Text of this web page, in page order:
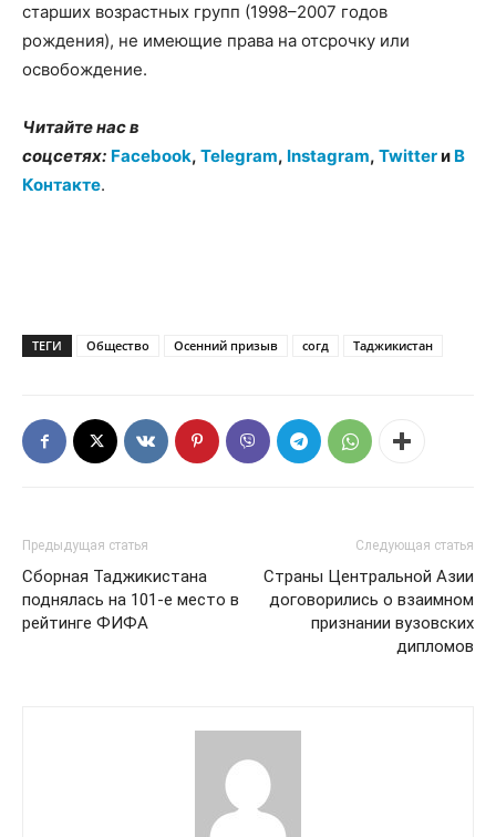
старших возрастных групп (1998–2007 годов
рождения), не имеющие права на отсрочку или
освобождение.
Читайте нас в
соцсетях: Facebook, Telegram, Instagram, Twitterи В
Контакте.
ТЕГИ Общество Осенний призыв согд Таджикистан
Предыдущая статья
Сборная Таджикистана
поднялась на 101-е место в
рейтинге ФИФА
Следующая статья
Страны Центральной Азии
договорились о взаимном
признании вузовских
дипломов